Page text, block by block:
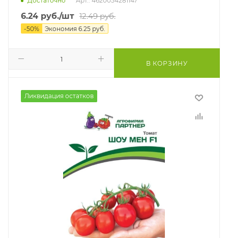
6.24 руб./шт 12.49руб.
-50% Экономия 6.25 руб.
В КОРЗИНУ
Ликвидация остатков